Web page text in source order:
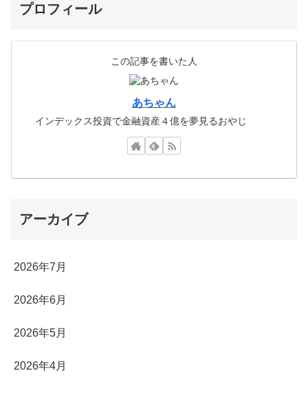
プロフィール
この記事を書いた人
あちゃん
インデックス投資で金融資産４億を夢見るおやじ
アーカイブ
2026年7月
2026年6月
2026年5月
2026年4月